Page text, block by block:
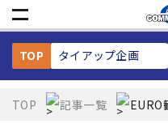
TOP タイアップ企画
TOP 記事一覧 EURO